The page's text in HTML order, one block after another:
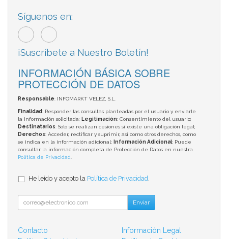
Síguenos en:
¡Suscríbete a Nuestro Boletín!
INFORMACIÓN BÁSICA SOBRE
PROTECCIÓN DE DATOS
Responsable: INFOMARKT VELEZ, S.L.
Finalidad: Responder las consultas planteadas por el usuario y enviarle
la información solicitada; Legitimación: Consentimiento del usuario;
Destinatarios: Solo se realizan cesiones si existe una obligación legal;
Derechos: Acceder, rectificar y suprimir, así como otros derechos, como
se indica en la información adicional;
Información Adicional: Puede
consultar la información completa de Protección de Datos en nuestra
Política de Privacidad
He leído y acepto la Política de Privacidad
Enviar
Contacto
Información Legal